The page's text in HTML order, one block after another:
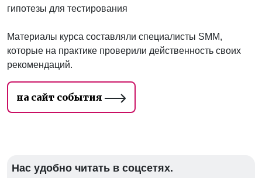
гипотезы для тестирования
Материалы курса составляли специалисты SMM,
которые на практике проверили действенность своих
рекомендаций.
на сайт события
Нас удобно читать в соцсетях.